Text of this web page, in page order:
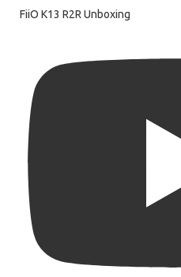
FiiO K13 R2R Unboxing